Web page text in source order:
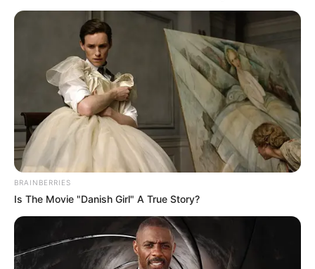
BRAINBERRIES
Is The Movie "Danish Girl" A True Story?